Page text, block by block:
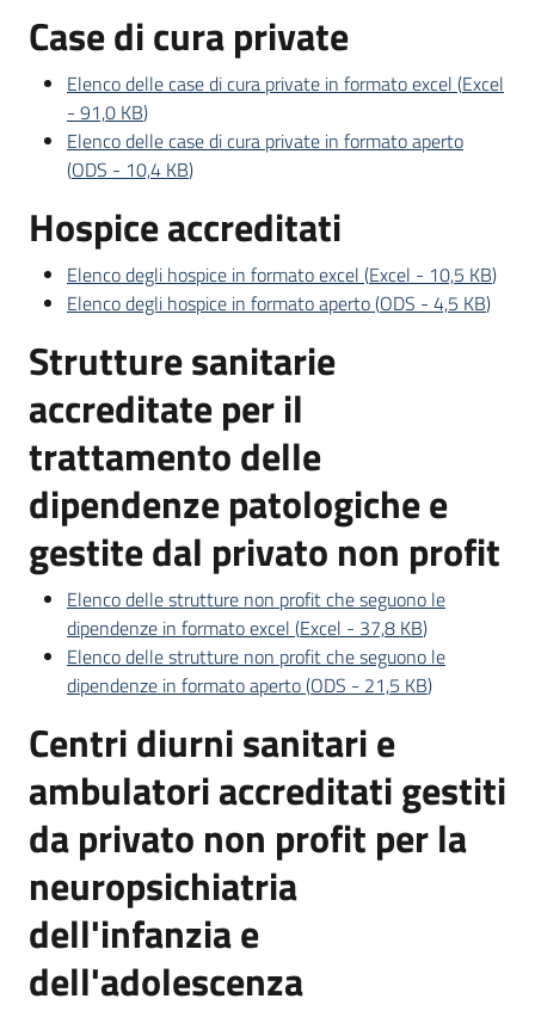
Case di cura private
Elenco delle case di cura private in formato excel (Excel
- 91,0 KB)
Elenco delle case di cura private in formato aperto
(ODS - 10,4 KB)
Hospice accreditati
Elenco degli hospice in formato excel (Excel - 10,5 KB)
Elenco degli hospice in formato aperto(ODS - 4,5 KB)
Strutture sanitarie
accreditate per il
trattamento delle
dipendenze patologiche e
gestite dal privato non profit
Elenco delle strutture non profit che seguono le
dipendenze in formato excel (Excel - 37,8 KB)
Elenco delle strutture non profit che seguono le
dipendenze in formato aperto(ODS - 21,5 KB)
Centri diurni sanitari e
ambulatori accreditati gestiti
da privato non profit per la
neuropsichiatria
dell'infanzia e
dell'adolescenza